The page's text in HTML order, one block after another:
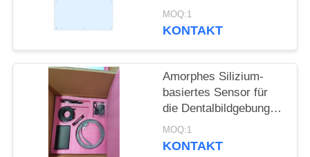
DR und nicht
zerstörende Prüfung
MOQ:1
KONTAKT
Amorphes Silizium-
basiertes Sensor für
die Dentalbildgebung
und industrielle
Inspektion
MOQ:1
KONTAKT